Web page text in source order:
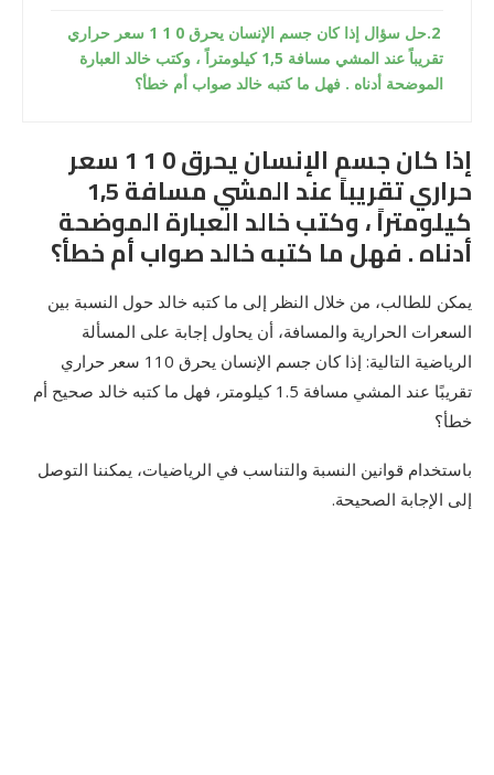
حل سؤال إذا كان جسم الإنسان يحرق 0 1 1 سعر حراري
تقريباً عند المشي مسافة 1,5 كيلومتراً ، وكتب خالد العبارة
الموضحة أدناه . فهل ما كتبه خالد صواب أم خطأ؟
إذا كان جسم الإنسان يحرق 0 1 1 سعر
حراري تقريباً عند المشي مسافة 1,5
كيلومتراً ، وكتب خالد العبارة الموضحة
أدناه . فهل ما كتبه خالد صواب أم خطأ؟
يمكن للطالب، من خلال النظر إلى ما كتبه خالد حول النسبة بين
السعرات الحرارية والمسافة، أن يحاول إجابة على المسألة
الرياضية التالية: إذا كان جسم الإنسان يحرق 110 سعر حراري
تقريبًا عند المشي مسافة 1.5 كيلومتر، فهل ما كتبه خالد صحيح أم
خطأ؟
باستخدام قوانين النسبة والتناسب في الرياضيات، يمكننا التوصل
إلى الإجابة الصحيحة.